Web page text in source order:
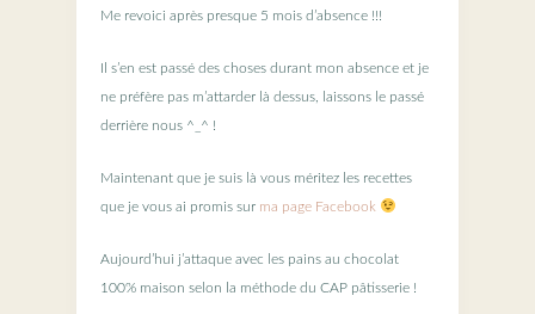
Me revoici après presque 5 mois d’absence !!!
Il s’en est passé des choses durant mon absence et je
ne préfère pas m’attarder là dessus, laissons le passé
derrière nous ^_^ !
Maintenant que je suis là vous méritez les recettes
que je vous ai promis sur ma page Facebook
Aujourd’hui j’attaque avec les pains au chocolat
100% maison selon la méthode du CAP pâtisserie !